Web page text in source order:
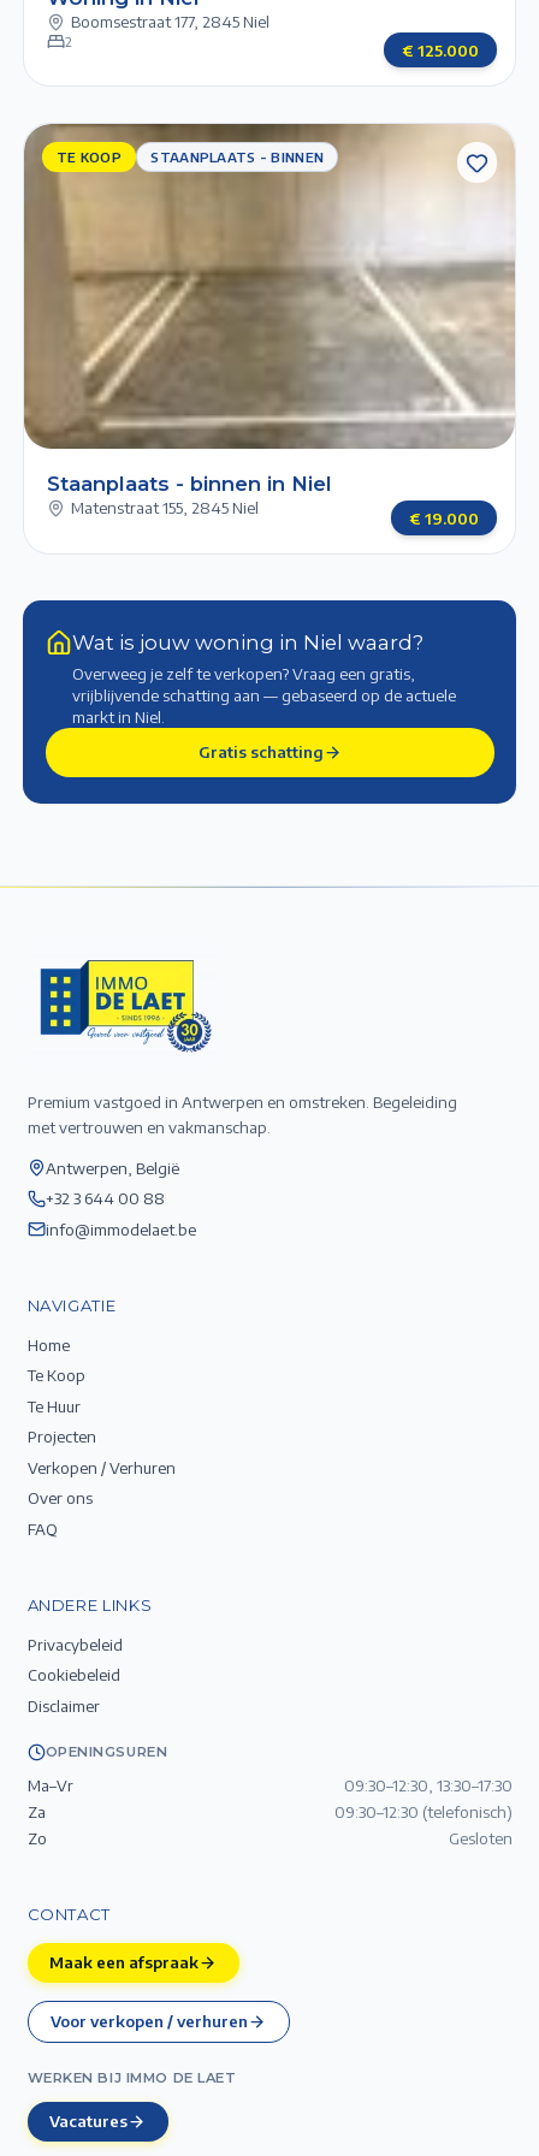
Boomsestraat 177, 2845 Niel
2 €125.000
TE KOOP STAANPLAATS - BINNEN
TE KOOP
2/3 3/3
Previous slide
Staanplaats - binnen in Niel
Matenstraat 155 2845 Niel
€19.000
Wat is jouw woning in Niel waard?
Overweeg je zelf te verkopen? Vraag een gratis,
vrijblijvende schatting aan — gebaseerd op de actuele
marktin Niel
Gratis schatting
Premium vastgoed in Antwerpen en omstreken. Begeleiding
met vertrouwen en vakmanschap.
Antwerpen, België
+32 3 644 00 88
info@immodelaet.be
NAVIGATIE
Home
Te Koop
Te Huur
Projecten
Verkopen / Verhuren
Over ons
FAQ
ANDERE LINKS
Privacybeleid
Cookiebeleid
Disclaimer
OPENINGSUREN
Ma–Vr
09:30–12:30, 13:30–17:30
Za
09:30–12:30 (telefonisch)
Zo
Gesloten
CONTACT
Maak een afspraak
Voor verkopen / verhuren
WERKEN BIJ IMMO DE LAET
Vacatures